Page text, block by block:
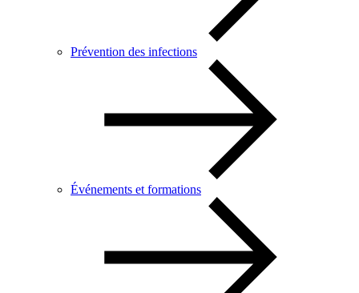
Prévention des infections
Événements et formations